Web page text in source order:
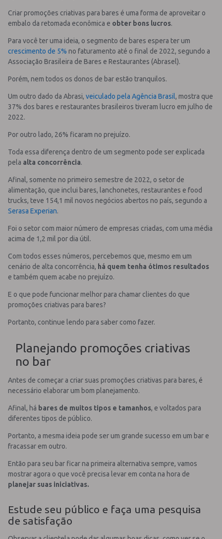
Criar promoções criativas para bares é uma forma de aproveitar o
embalo da retomada econômica e obter bons lucros.
Para você ter uma ideia, o segmento de bares espera ter um
crescimento de 5% no faturamento até o final de 2022, segundo a
Associação Brasileira de Bares e Restaurantes (Abrasel).
Porém, nem todos os donos de bar estão tranquilos.
Um outro dado da Abrasi, veiculado pela Agência Brasil, mostra que
37% dos bares e restaurantes brasileiros tiveram lucro em julho de
2022.
Por outro lado, 26% ficaram no prejuízo.
Toda essa diferença dentro de um segmento pode ser explicada
pela alta concorrência.
Afinal, somente no primeiro semestre de 2022, o setor de
alimentação, que inclui bares, lanchonetes, restaurantes e food
trucks, teve 154,1 mil novos negócios abertos no país, segundo a
Serasa Experian.
Foi o setor com maior número de empresas criadas, com uma média
acima de 1,2 mil por dia útil.
Com todos esses números, percebemos que, mesmo em um
cenário de alta concorrência, há quem tenha ótimos resultados
e também quem acabe no prejuízo.
E o que pode funcionar melhor para chamar clientes do que
promoções criativas para bares?
Portanto, continue lendo para saber como fazer.
Planejando promoções criativas
no bar
Antes de começar a criar suas promoções criativas para bares, é
necessário elaborar um bom planejamento.
Afinal, há bares de muitos tipos e tamanhos, e voltados para
diferentes tipos de público.
Portanto, a mesma ideia pode ser um grande sucesso em um bar e
fracassar em outro.
Então para seu bar ficar na primeira alternativa sempre, vamos
mostrar agora o que você precisa levar em conta na hora de
planejar suas iniciativas.
Estude seu público e faça uma pesquisa
de satisfação